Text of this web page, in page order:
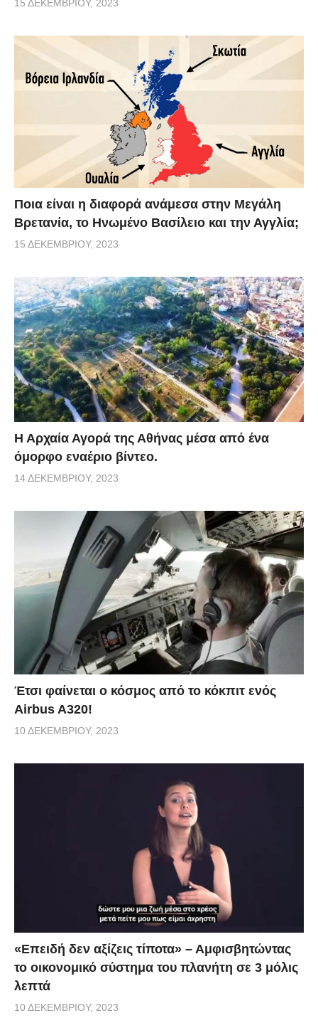
15 ΔΕΚΕΜΒΡΊΟΥ, 2023
Ποια είναι η διαφορά ανάμεσα στην Μεγάλη
Βρετανία, το Ηνωμένο Βασίλειο και την Αγγλία;
15 ΔΕΚΕΜΒΡΊΟΥ, 2023
Η Αρχαία Αγορά της Αθήνας μέσα από ένα
όμορφο εναέριο βίντεο.
14 ΔΕΚΕΜΒΡΊΟΥ, 2023
Έτσι φαίνεται ο κόσμος από το κόκπιτ ενός
Airbus A320!
10 ΔΕΚΕΜΒΡΊΟΥ, 2023
«Επειδή δεν αξίζεις τίποτα» – Αμφισβητώντας
το οικονομικό σύστημα του πλανήτη σε 3 μόλις
λεπτά
10 ΔΕΚΕΜΒΡΊΟΥ, 2023